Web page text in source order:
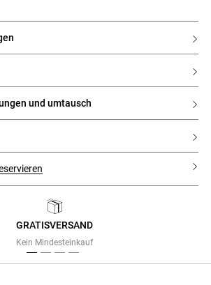
und umtausch
GRATISVERSAND
Kein Mindesteinkauf